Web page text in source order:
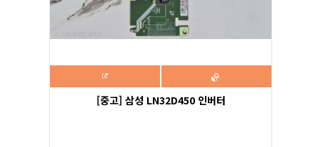
[중고] 삼성 LN32D450 인버터